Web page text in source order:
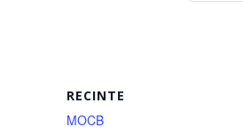
RECINTE
MOCB